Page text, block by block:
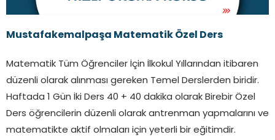
Mustafakemalpaşa Matematik Özel Ders
Matematik Tüm Öğrenciler İçin İlkokul Yıllarından itibaren
düzenli olarak alınması gereken Temel Derslerden biridir.
Haftada 1 Gün İki Ders 40 + 40 dakika olarak Birebir Özel
Ders öğrencilerin düzenli olarak antrenman yapmalarını ve
matematikte aktif olmaları için yeterli bir eğitimdir.